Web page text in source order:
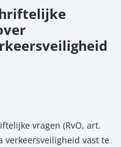
vragen (RvO, art.
verkeersveiligheid vast te